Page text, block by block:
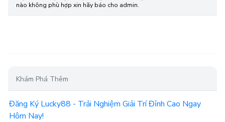
nào không phù hợp xin hãy báo cho admin.
Khám Phá Thêm
Đăng Ký Lucky88 - Trải Nghiệm Giải Trí Đỉnh Cao Ngay
Hôm Nay!